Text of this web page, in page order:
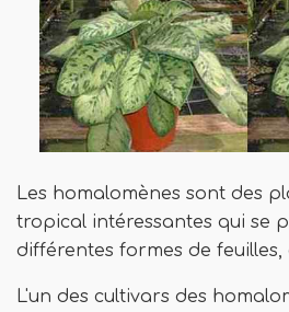
Les homalomènes sont des
tropical intéressantes qui se
différentes formes de feuilles,
L'un des cultivars des